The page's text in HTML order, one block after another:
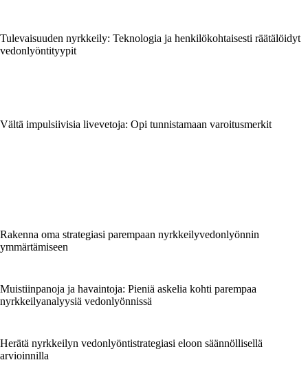
Tulevaisuuden nyrkkeily: Teknologia ja henkilökohtaisesti räätälöidyt
vedonlyöntityypit
Vältä impulsiivisia livevetoja: Opi tunnistamaan varoitusmerkit
Rakenna oma strategiasi parempaan nyrkkeilyvedonlyönnin
ymmärtämiseen
Muistiinpanoja ja havaintoja: Pieniä askelia kohti parempaa
nyrkkeilyanalyysiä vedonlyönnissä
Herätä nyrkkeilyn vedonlyöntistrategiasi eloon säännöllisellä
arvioinnilla